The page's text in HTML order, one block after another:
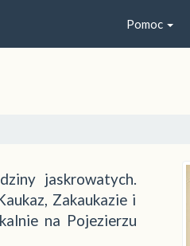
Pomoc
jaskrowatych.
Zakaukazie i
na Pojezierzu